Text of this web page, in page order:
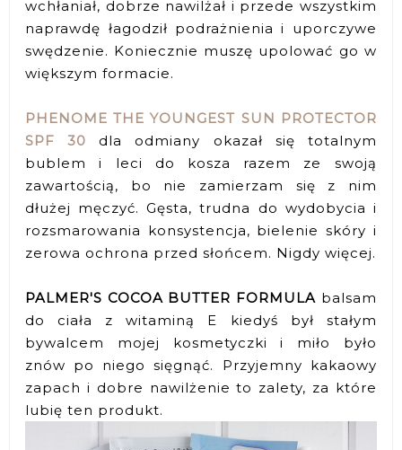
wchłaniał, dobrze nawilżał i przede wszystkim
naprawdę łagodził podrażnienia i uporczywe
swędzenie. Koniecznie muszę upolować go w
większym formacie.
PHENOME THE YOUNGEST SUN PROTECTOR
SPF 30 dla odmiany okazał się totalnym
bublem i leci do kosza razem ze swoją
zawartością, bo nie zamierzam się z nim
dłużej męczyć. Gęsta, trudna do wydobycia i
rozsmarowania konsystencja, bielenie skóry i
zerowa ochrona przed słońcem. Nigdy więcej.
PALMER'S COCOA BUTTER FORMULA balsam
do ciała z witaminą E kiedyś był stałym
bywalcem mojej kosmetyczki i miło było
znów po niego sięgnąć. Przyjemny kakaowy
zapach i dobre nawilżenie to zalety, za które
lubię ten produkt.